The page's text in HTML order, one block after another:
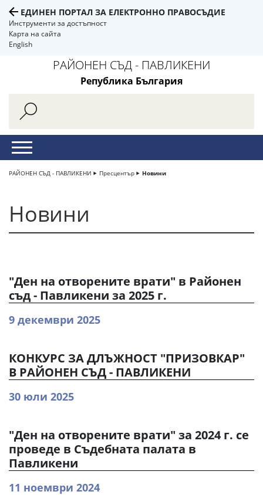
ЕДИНЕН ПОРТАЛ ЗА ЕЛЕКТРОННО ПРАВОСЪДИЕ
Инструменти за достъпност
Карта на сайта
English
РАЙОНЕН СЪД - ПАВЛИКЕНИ
Република България
РАЙОНЕН СЪД - ПАВЛИКЕНИ Пресцентър Новини
Новини
"Ден на отворените врати" в Районен
съд - Павликени за 2025 г.
9 декември 2025
КОНКУРС ЗА ДЛЪЖНОСТ "ПРИЗОВКАР"
В РАЙОНЕН СЪД - ПАВЛИКЕНИ
30 юли 2025
"Ден на отворените врати" за 2024 г. се
проведе в Съдебната палата в
Павликени
11 ноември 2024